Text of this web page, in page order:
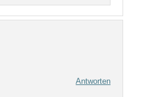
Antworten